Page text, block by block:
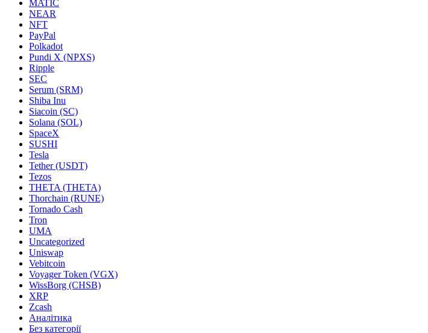
MATIC
NEAR
NFT
PayPal
Polkadot
Pundi X (NPXS)
Ripple
SEC
Serum (SRM)
Shiba Inu
Siacoin (SC)
Solana (SOL)
SpaceX
SUSHI
Tesla
Tether (USDT)
Tezos
THETA (THETA)
Thorchain (RUNE)
Tornado Cash
Tron
UMA
Uncategorized
Uniswap
Vebitcoin
Voyager Token (VGX)
WissBorg (CHSB)
XRP
Zcash
Аналітика
Без категорії